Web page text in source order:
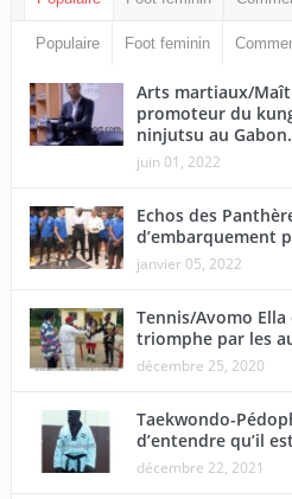
Populaire Foot feminin
Arts martiaux/
promoteur du
ninjutsu au Gabon.
juin 01, 2022
Echos des
d’embarquement
janvier 05, 2022
Tennis/Avomo
triomphe par les
décembre 25, 2020
Taekwondo-
d’entendre qu’il
décembre 22, 2021